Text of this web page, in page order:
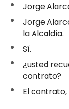
Jorge
Jorge
la Alcaldía.
Sí.
¿usted
contrato?
El contrato,